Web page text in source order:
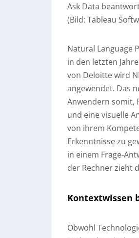
Ask Data
(Bild: Tableau
Natural Language
in den letzten
von Deloitte wird
angewendet. Das
Anwendern somit,
und eine visuelle
von ihrem
Erkenntnisse zu
in einem Frage-
der Rechner zieht
Kontextwissen
Obwohl